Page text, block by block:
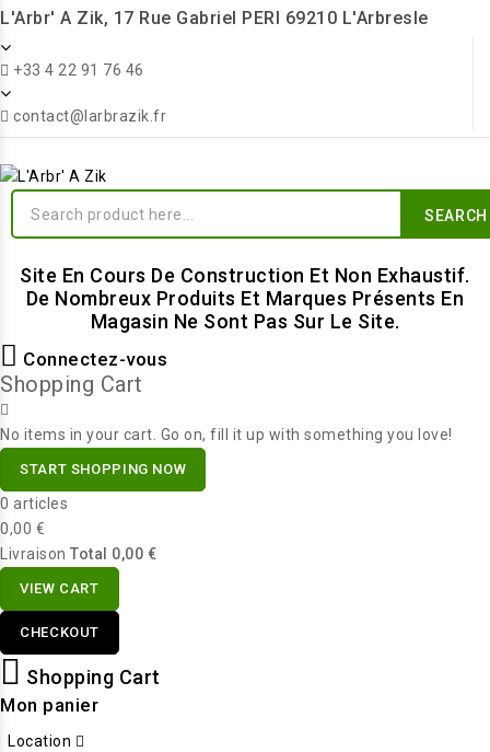
L'Arbr' A Zik, 17 Rue Gabriel PERI 69210 L'Arbresle
+33 4 22 91 76 46
contact@larbrazik.fr
SEARCH
Site En Cours De Construction Et Non Exhaustif.
De Nombreux Produits Et Marques Présents En
Magasin Ne Sont Pas Sur Le Site.
Connectez-vous
Shopping Cart
No items in your cart. Go on, fill it up with something you love!
START SHOPPING NOW
0 articles
0,00 €
Livraison Total 0,00 €
VIEW CART
CHECKOUT
Shopping Cart
Mon panier
Location